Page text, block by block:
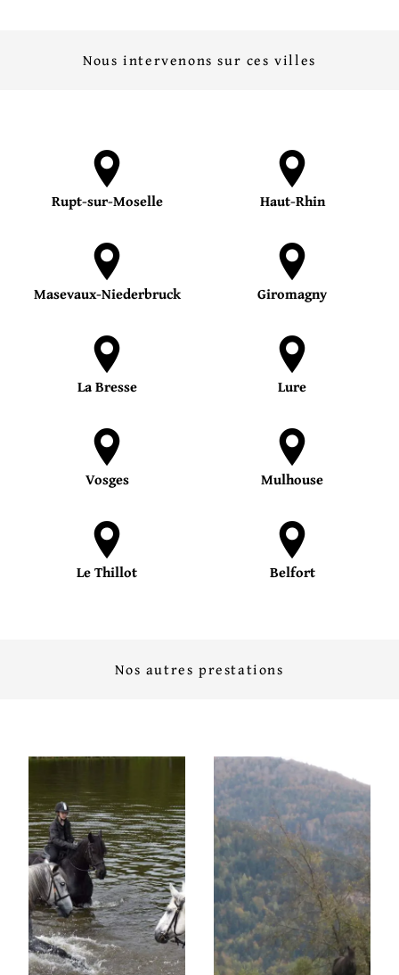
Nous intervenons sur ces villes
Rupt-sur-Moselle Haut-Rhin
Masevaux-Niederbruck Giromagny
La Bresse Lure
Vosges Mulhouse
Le Thillot Belfort
Nos autres prestations